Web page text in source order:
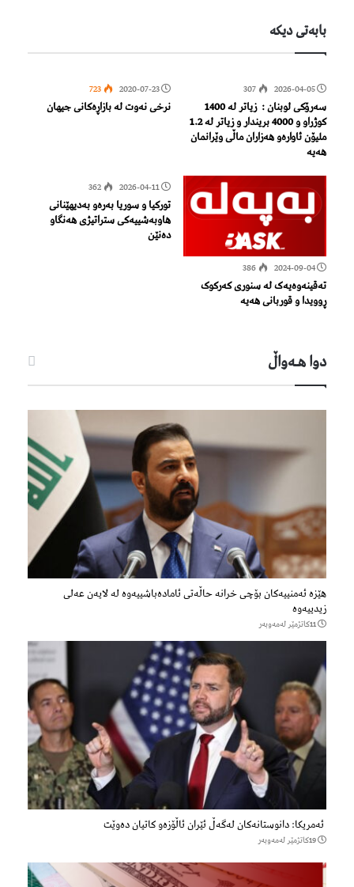
بابەتی دیكە
2026-04-05
307
سەرۆکی لوبنان : زیاتر لە 1400
كوژراو و 4000 بریندار و زیاتر لە 1.2
ملیۆن ئاوارەو هەزاران ماڵی وێرانمان
هەیە
2020-07-23
723
نرخی نەوت لە بازاڕەکانی جیهان
2024-09-04
386
تەقینەوەیەک لە سنوری کەرکوک
ڕوویدا و قوربانی هەیە
2026-04-11
362
تورکیا و سوریا بەرەو بەدیهێنانی
هاوبەشییەکی ستراتیژی هەنگاو
دەنێن
دوا هـه‌واڵ
هێزه‌ ئه‌منییه‌كان بۆچی خرانە حاڵه‌تی ئاماده‌باشییه‌وه‌ لە لایەن عەلی
زیدییەوە
11كاتژمێر لەمەوبەر
ئەمریکا: دانوستانەکان لەگەڵ ئێران ئاڵۆزەو کاتیان دەوێت
19كاتژمێر لەمەوبەر